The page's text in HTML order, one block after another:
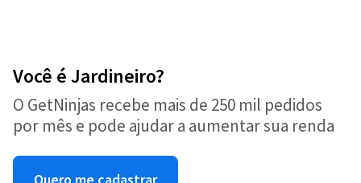
Você é Jardineiro?
O GetNinjas recebe mais de 250 mil pedidos
por mês e pode ajudar a aumentar sua renda